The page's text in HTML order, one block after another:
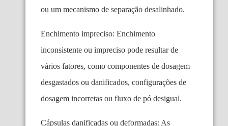
ou um mecanismo de separação desalinhado.
Enchimento impreciso: Enchimento
inconsistente ou impreciso pode resultar de
vários fatores, como componentes de dosagem
desgastados ou danificados, configurações de
dosagem incorretas ou fluxo de pó desigual.
Cápsulas danificadas ou deformadas: As